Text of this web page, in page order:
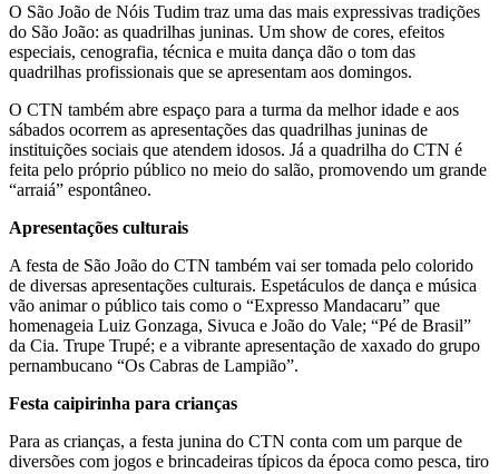
O São João de Nóis Tudim traz uma das mais expressivas tradições
do São João: as quadrilhas juninas. Um show de cores, efeitos
especiais, cenografia, técnica e muita dança dão o tom das
quadrilhas profissionais que se apresentam aos domingos.
O CTN também abre espaço para a turma da melhor idade e aos
sábados ocorrem as apresentações das quadrilhas juninas de
instituições sociais que atendem idosos. Já a quadrilha do CTN é
feita pelo próprio público no meio do salão, promovendo um grande
“arraiá” espontâneo.
Apresentações culturais
A festa de São João do CTN também vai ser tomada pelo colorido
de diversas apresentações culturais. Espetáculos de dança e música
vão animar o público tais como o “Expresso Mandacaru” que
homenageia Luiz Gonzaga, Sivuca e João do Vale; “Pé de Brasil”
da Cia. Trupe Trupé; e a vibrante apresentação de xaxado do grupo
pernambucano “Os Cabras de Lampião”.
Festa caipirinha para crianças
Para as crianças, a festa junina do CTN conta com um parque de
diversões com jogos e brincadeiras típicos da época como pesca, tiro